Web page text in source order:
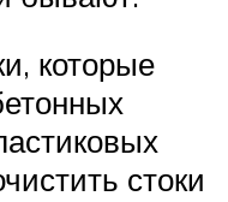
которые
стоки